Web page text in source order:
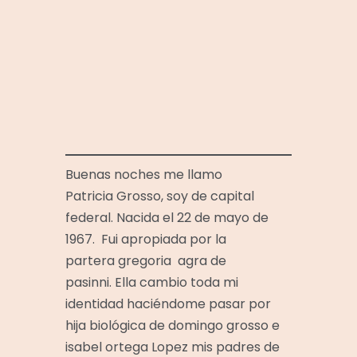
Buenas noches me llamo
Patricia Grosso, soy de capital
federal. Nacida el 22 de mayo de
1967. Fui apropiada por la
partera gregoria agra de
pasinni. Ella cambio toda mi
identidad haciéndome pasar por
hija biológica de domingo grosso e
isabel ortega Lopez mis padres de